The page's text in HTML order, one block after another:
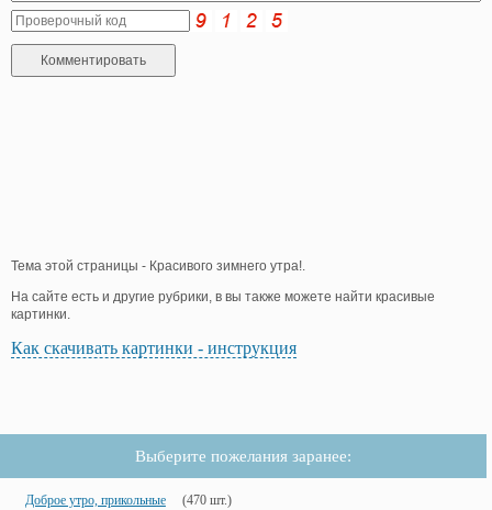
Тема этой страницы - Красивого зимнего утра!.
На сайте есть и другие рубрики, в вы также можете найти красивые
картинки.
Как скачивать картинки - инструкция
Выберите пожелания заранее:
Доброе утро, прикольные (470 шт.)